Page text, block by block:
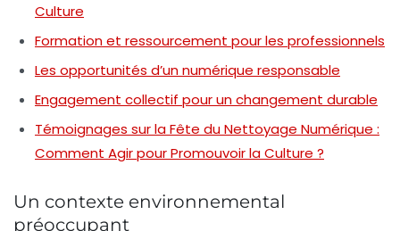
Culture
Formation et ressourcement pour les professionnels
Les opportunités d’un numérique responsable
Engagement collectif pour un changement durable
Témoignages sur la Fête du Nettoyage Numérique :
Comment Agir pour Promouvoir la Culture ?
Un contexte environnemental
préoccupant